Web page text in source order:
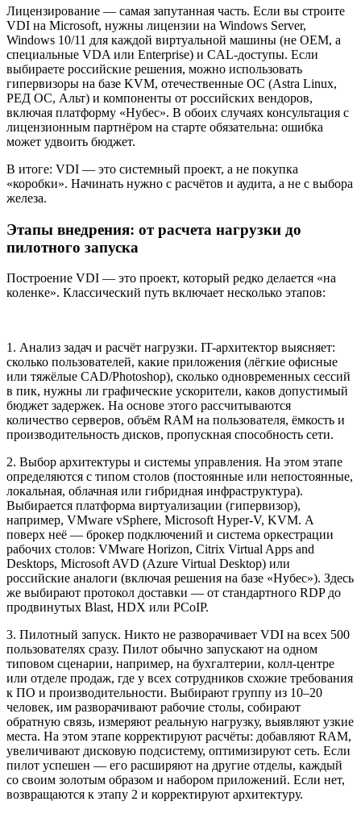
Лицензирование — самая запутанная часть. Если вы строите
VDI на Microsoft, нужны лицензии на Windows Server,
Windows 10/11 для каждой виртуальной машины (не OEM, а
специальные VDA или Enterprise) и CAL-доступы. Если
выбираете российские решения, можно использовать
гипервизоры на базе KVM, отечественные ОС (Astra Linux,
РЕД ОС, Альт) и компоненты от российских вендоров,
включая платформу «Нубес». В обоих случаях консультация с
лицензионным партнёром на старте обязательна: ошибка
может удвоить бюджет.
В итоге: VDI — это системный проект, а не покупка
«коробки». Начинать нужно с расчётов и аудита, а не с выбора
железа.
Этапы внедрения: от расчета нагрузки до
пилотного запуска
Построение VDI — это проект, который редко делается «на
коленке». Классический путь включает несколько этапов:
1. Анализ задач и расчёт нагрузки. IT-архитектор выясняет:
сколько пользователей, какие приложения (лёгкие офисные
или тяжёлые CAD/Photoshop), сколько одновременных сессий
в пик, нужны ли графические ускорители, каков допустимый
бюджет задержек. На основе этого рассчитываются
количество серверов, объём RAM на пользователя, ёмкость и
производительность дисков, пропускная способность сети.
2. Выбор архитектуры и системы управления. На этом этапе
определяются с типом столов (постоянные или непостоянные,
локальная, облачная или гибридная инфраструктура).
Выбирается платформа виртуализации (гипервизор),
например, VMware vSphere, Microsoft Hyper-V, KVM. А
поверх неё — брокер подключений и система оркестрации
рабочих столов: VMware Horizon, Citrix Virtual Apps and
Desktops, Microsoft AVD (Azure Virtual Desktop) или
российские аналоги (включая решения на базе «Нубес»). Здесь
же выбирают протокол доставки — от стандартного RDP до
продвинутых Blast, HDX или PCoIP.
3. Пилотный запуск. Никто не разворачивает VDI на всех 500
пользователях сразу. Пилот обычно запускают на одном
типовом сценарии, например, на бухгалтерии, колл-центре
или отделе продаж, где у всех сотрудников схожие требования
к ПО и производительности. Выбирают группу из 10–20
человек, им разворачивают рабочие столы, собирают
обратную связь, измеряют реальную нагрузку, выявляют узкие
места. На этом этапе корректируют расчёты: добавляют RAM,
увеличивают дисковую подсистему, оптимизируют сеть. Если
пилот успешен — его расширяют на другие отделы, каждый
со своим золотым образом и набором приложений. Если нет,
возвращаются к этапу 2 и корректируют архитектуру.